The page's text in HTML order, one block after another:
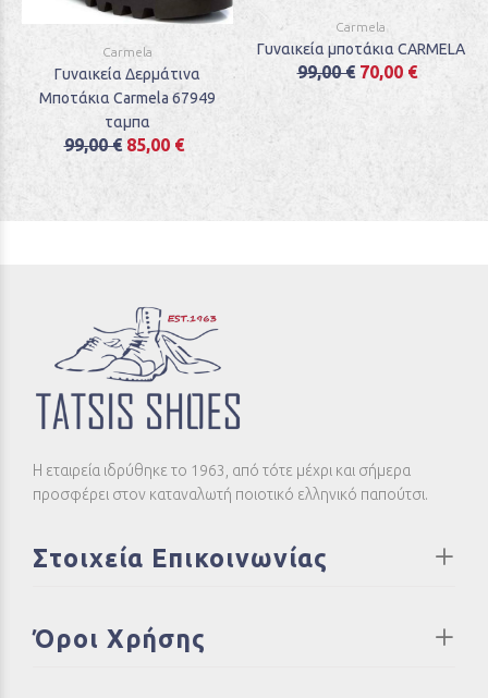
Carmela
Γυναικεία Δερμάτινα
Μποτάκια Carmela 67949
ταμπα
99,00 € 85,00 €
Carmela
Γυναικεία μποτάκια CARMELA
99,00 € 70,00 €
Η εταιρεία ιδρύθηκε το 1963, από τότε μέχρι και σήμερα
προσφέρει στον καταναλωτή ποιοτικό ελληνικό παπούτσι.
Στοιχεία Επικοινωνίας
Όροι Χρήσης